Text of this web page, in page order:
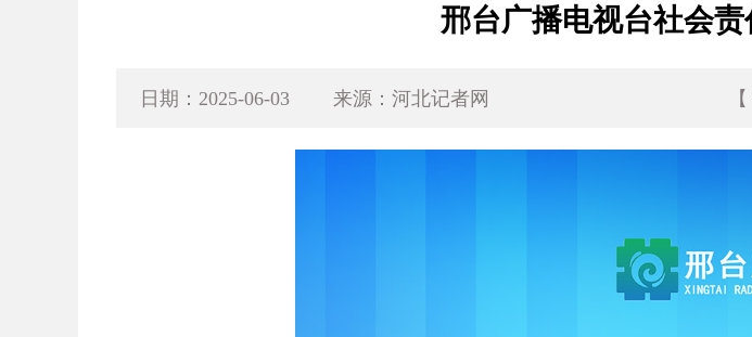
邢台广播电视台社会责
日期：2025-06-03 来源：河北记者网 【